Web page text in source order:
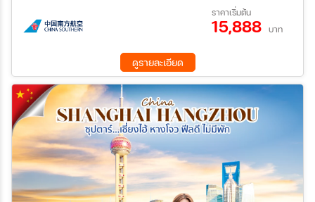
06 ก.ย. 69 - 11 ก.ย. 69
08 ก.ย. 69 - 13 ก.ย. 69
14 ก.ย. 69 - 19 ก.ย. 69
04 ต.ค. 69 - 09 ต.ค. 69
ราคาเริ่มต้น
15,888 บาท
ดูรายละเอียด